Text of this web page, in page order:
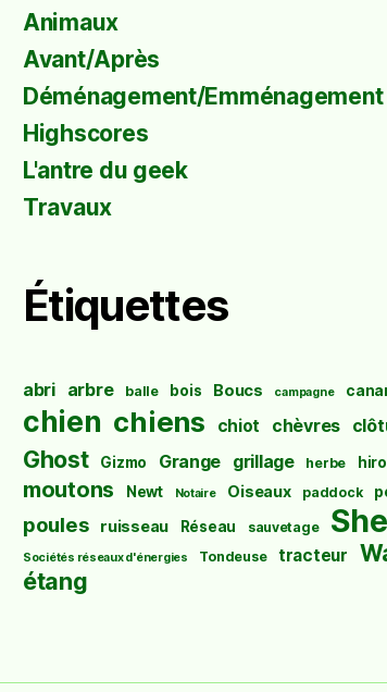
Animaux
Avant/Après
Déménagement/Emménagement
Highscores
L'antre du geek
Travaux
Étiquettes
abri arbre balle bois Boucs campagne
chien chiens chiot chèvres
Ghost Gizmo Grange grillage herbe
moutons Newt Notaire Oiseaux paddock
poules ruisseau Réseau sauvetage
Sociétés réseaux d'énergies Tondeuse tracteur
étang